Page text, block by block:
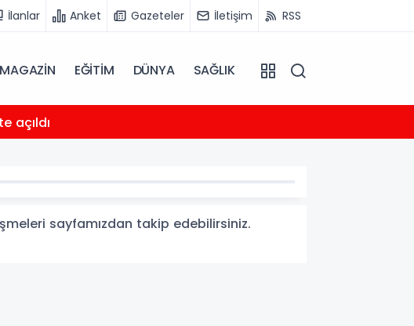
İlanlar Anket Gazeteler İletişim RSS
MAGAZİN EĞİTİM DÜNYA SAĞLIK
açıldı
sayfamızdan takip edebilirsiniz.